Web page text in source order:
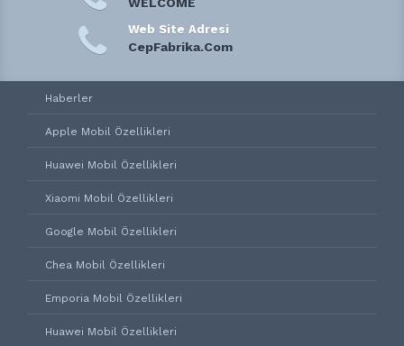
Web Site Adresi
CepFabrika.Com
Haberler
Apple Mobil Özellikleri
Huawei Mobil Özellikleri
Xiaomi Mobil Özellikleri
Google Mobil Özellikleri
Chea Mobil Özellikleri
Emporia Mobil Özellikleri
Huawei Mobil Özellikleri